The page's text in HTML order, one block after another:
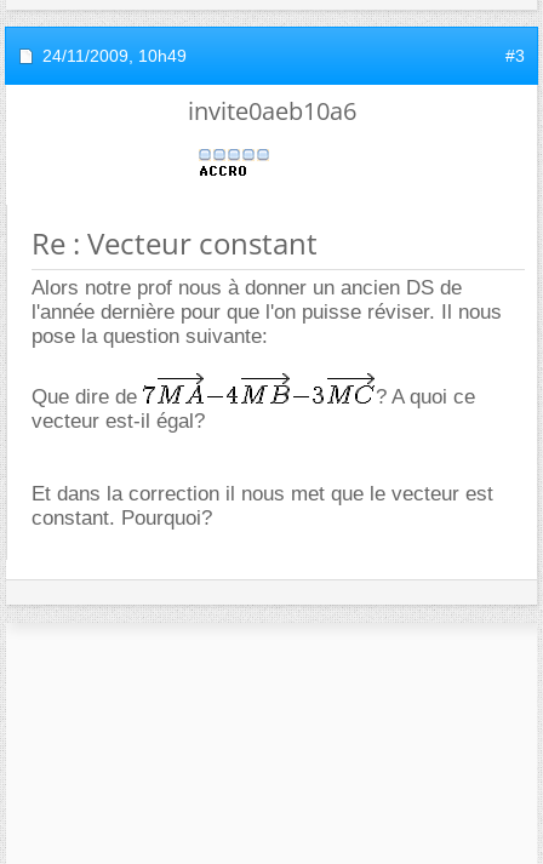
24/11/2009, 10h49 #3
invite0aeb10a6
Re : Vecteur constant
Alors notre prof nous à donner un ancien DS de
l'année dernière pour que l'on puisse réviser. Il nous
pose la question suivante:
Que dire de
? A quoi ce
vecteur est-il égal?
Et dans la correction il nous met que le vecteur est
constant. Pourquoi?